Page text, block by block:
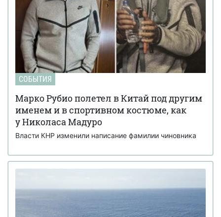
СОБЫТИЯ
Марко Рубио полетел в Китай под другим
именем и в спортивном костюме, как
у Николаса Мадуро
Власти КНР изменили написание фамилии чиновника